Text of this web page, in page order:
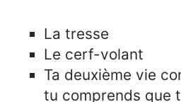
La tresse
Le cerf-volant
Ta deuxième vie
tu comprends que